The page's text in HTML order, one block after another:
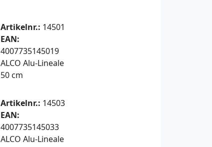
Artikelnr.: 14501
EAN:
4007735145019
ALCO Alu-Lineale
50 cm
Artikelnr.: 14503
EAN:
4007735145033
ALCO Alu-Lineale